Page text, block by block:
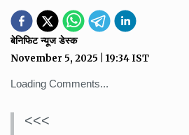
बेनिफिट न्यूज डेस्क
November 5, 2025 19:34 IST
Loading Comments...
<<<